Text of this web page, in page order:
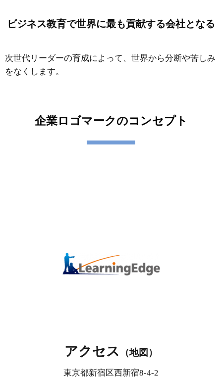
ビジネス教育で世界に最も貢献する会社となる
次世代リーダーの育成によって、世界から分断や苦しみ
をなくします。
企業ロゴマークのコンセプト
ひとに魚を与えれば、
アクセス （地図）
東京都新宿区西新宿8-4-2